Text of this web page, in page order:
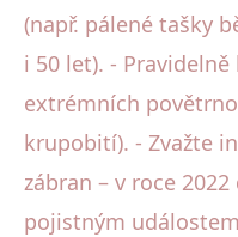
(např. pálené tašky
i 50 let). -
extrémních
krupobití). - Zvažte
zábran – v roce
pojistným